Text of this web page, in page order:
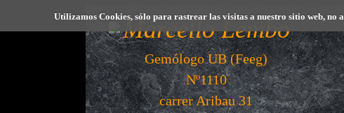
Utilizamos Cookies, sólo para rastrear las visitas a nuestro sitio web, no
Marcello Lembo
Gemólogo UB (Feeg)
Nº1110
carrer Aribau 31